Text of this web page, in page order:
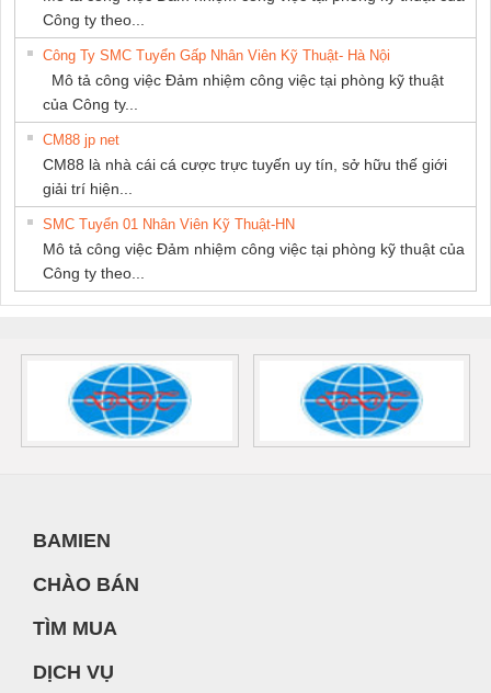
Công ty theo...
Công Ty SMC Tuyển Gấp Nhân Viên Kỹ Thuật- Hà Nội
Mô tả công việc Đảm nhiệm công việc tại phòng kỹ thuật
của Công ty...
CM88 jp net
CM88 là nhà cái cá cược trực tuyến uy tín, sở hữu thế giới
giải trí hiện...
SMC Tuyển 01 Nhân Viên Kỹ Thuật-HN
Mô tả công việc Đảm nhiệm công việc tại phòng kỹ thuật của
Công ty theo...
BAMIEN
CHÀO BÁN
TÌM MUA
DỊCH VỤ